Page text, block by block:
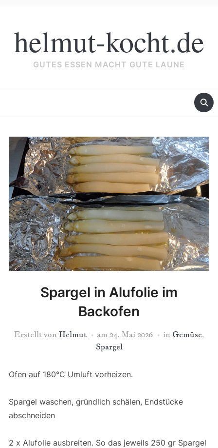
helmut-kocht.de
GUTES ESSEN MACHT GUTE LAUNE
Spargel in Alufolie im
Backofen
Erstellt von Helmut am 24. Mai 2026 in Gemüse,
Spargel
Ofen auf 180°C Umluft vorheizen.
Spargel waschen, gründlich schälen, Endstücke
abschneiden
2 x Alufolie ausbreiten. So das jeweils 250 gr Spargel